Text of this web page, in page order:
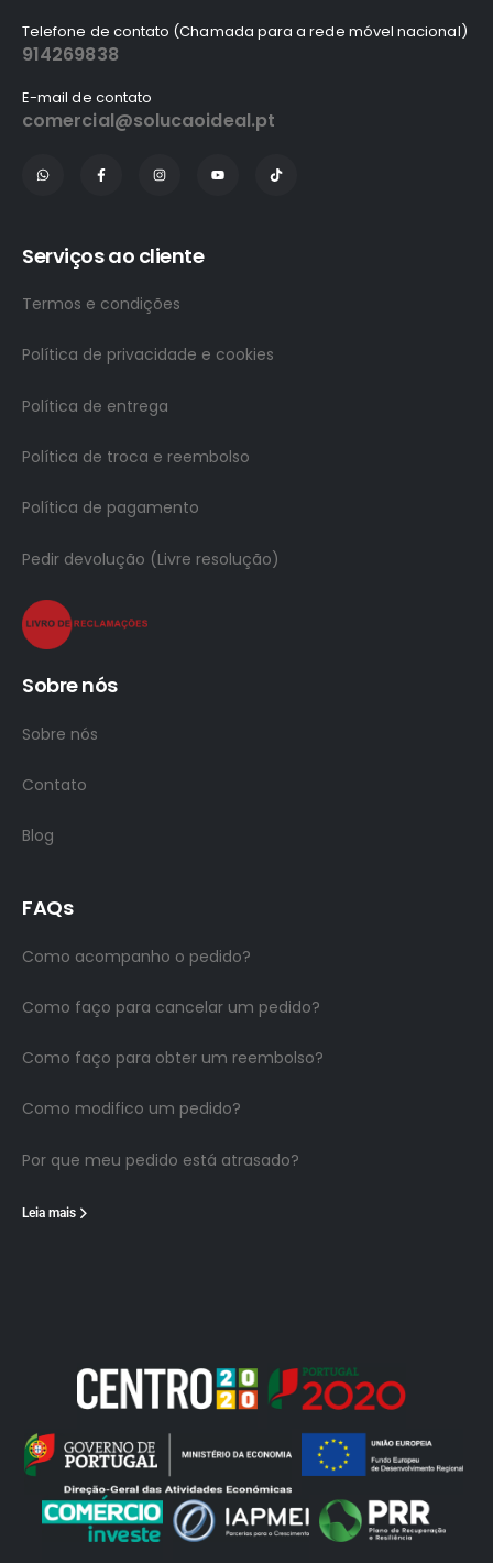
Telefone de contato (Chamada para a rede móvel nacional)
914269838
E-mail de contato
comercial@solucaoideal.pt
Serviços ao cliente
Termos e condições
Política de privacidade e cookies
Política de entrega
Política de troca e reembolso
Política de pagamento
Pedir devolução (Livre resolução)
Sobre nós
Sobre nós
Contato
Blog
FAQs
Como acompanho o pedido?
Como faço para cancelar um pedido?
Como faço para obter um reembolso?
Como modifico um pedido?
Por que meu pedido está atrasado?
Leia mais